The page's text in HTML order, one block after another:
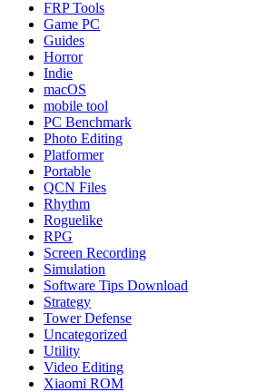
FRP Tools
Game PC
Guides
Horror
Indie
macOS
mobile tool
PC Benchmark
Photo Editing
Platformer
Portable
QCN Files
Rhythm
Roguelike
RPG
Screen Recording
Simulation
Software Tips Download
Strategy
Tower Defense
Uncategorized
Utility
Video Editing
Xiaomi ROM